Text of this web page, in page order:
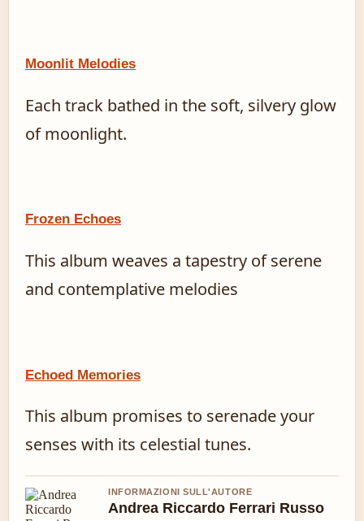
Moonlit Melodies
Each track bathed in the soft, silvery glow
of moonlight.
Frozen Echoes
This album weaves a tapestry of serene
and contemplative melodies
Echoed Memories
This album promises to serenade your
senses with its celestial tunes.
INFORMAZIONI SULL'AUTORE
Andrea Riccardo Ferrari Russo